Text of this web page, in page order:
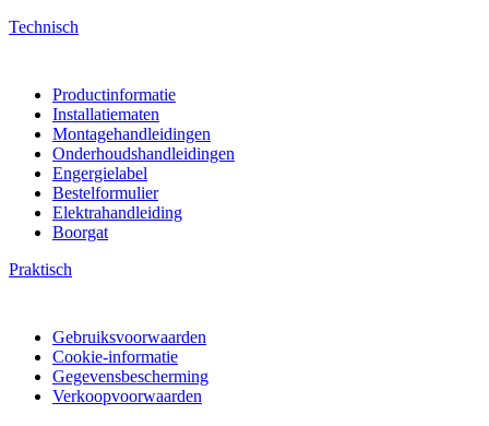
Technisch
Productinformatie
Installatiematen
Montagehandleidingen
Onderhoudshandleidingen
Engergielabel
Bestelformulier
Elektrahandleiding
Boorgat
Praktisch
Gebruiksvoorwaarden
Cookie-informatie
Gegevensbescherming
Verkoopvoorwaarden